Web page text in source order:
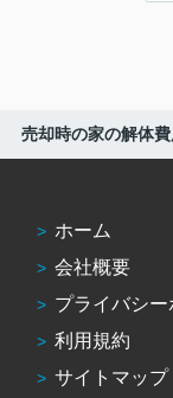
売却時の家の解体
ホーム
会社概要
プライバシー
利用規約
サイトマップ